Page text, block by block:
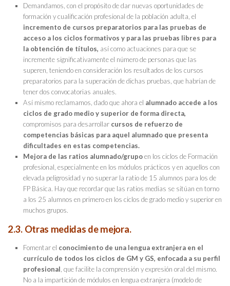
Demandamos, con el propósito de dar nuevas oportunidades de
formación y cualificación profesional de la población adulta, el
incremento de cursos preparatorios para las pruebas de
acceso a los ciclos formativos y para las pruebas libres para
la obtención de títulos, así como actuaciones para que se
incremente significativamente el número de personas que las
superen, teniendo en consideración los resultados de los cursos
preparatorios para la superación de dichas pruebas, que habrían de
tener dos convocatorias anuales.
Así mismo reclamamos, dado que ahora el alumnado accede a los
ciclos de grado medio y superior de forma directa,
compromisos para desarrollar cursos de refuerzo de
competencias básicas para aquel alumnado que presenta
dificultades en estas competencias.
Mejora de las ratios alumnado/grupoen los ciclos de Formación
profesional, especialmente en los módulos prácticos y en aquellos con
elevada peligrosidad y no superar la ratio de 15 alumnos para los de
FP Básica. Hay que recordar que las ratios medias se sitúan en torno
a los 25 alumnos en primero en los ciclos de grado medio y superior en
muchos grupos.
2.3. Otras medidas de mejora.
Fomentar el conocimiento de una lengua extranjera en el
currículo de todos los ciclos de GM y GS, enfocada a su perfil
profesional, que facilite la comprensión y expresión oral del mismo.
No a la impartición de módulos en lengua extranjera (modelo de